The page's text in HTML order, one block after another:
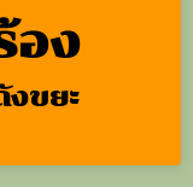
อง
ขยะ